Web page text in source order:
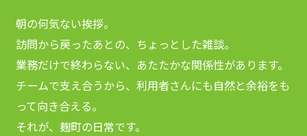
朝の何気ない挨拶。
訪問から戻ったあとの、ちょっとした雑談。
業務だけで終わらない、あたたかな関係性があります。
チームで支え合うから、利用者さんにも自然と余裕をも
って向き合える。
それが、麹町の日常です。